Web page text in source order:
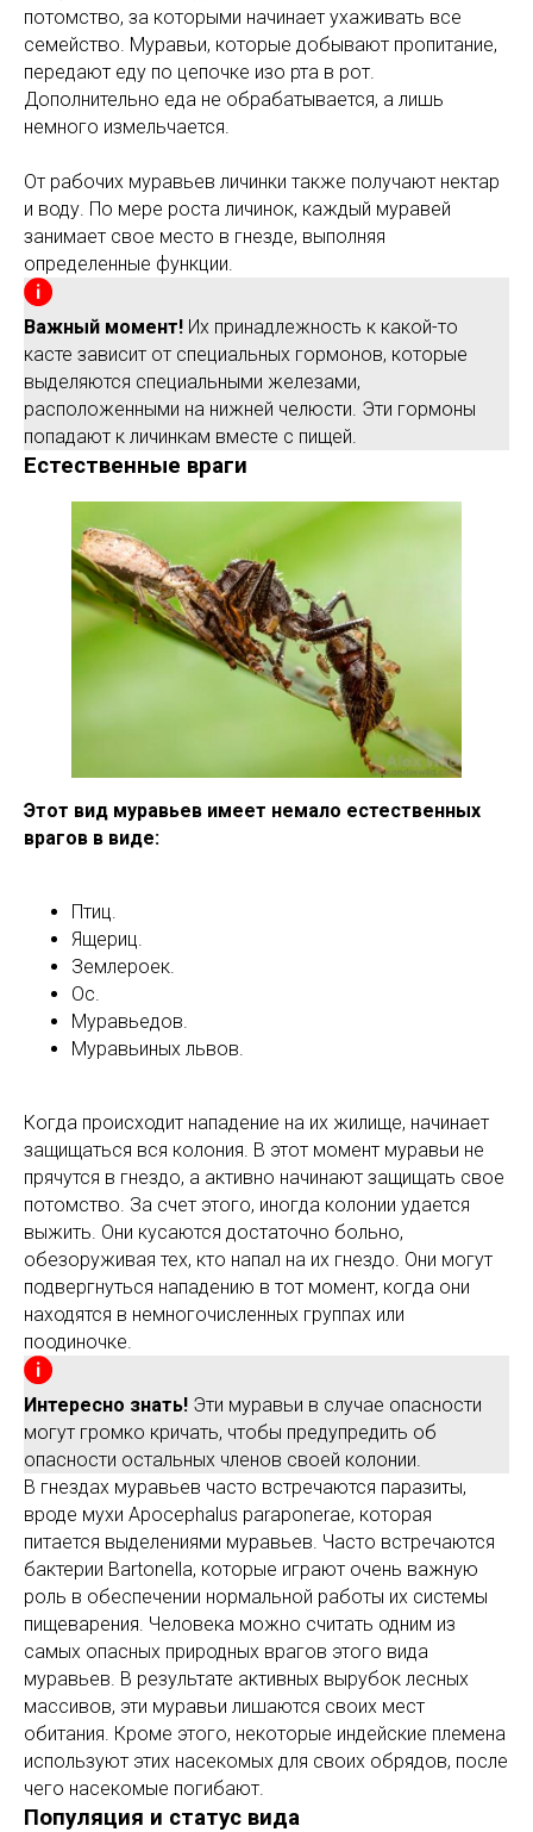
потомство, за которыми начинает ухаживать все
семейство. Муравьи, которые добывают пропитание,
передают еду по цепочке изо рта в рот.
Дополнительно еда не обрабатывается, а лишь
немного измельчается.
От рабочих муравьев личинки также получают нектар
и воду. По мере роста личинок, каждый муравей
занимает свое место в гнезде, выполняя
определенные функции.
Важный момент! Их принадлежность к какой-то
касте зависит от специальных гормонов, которые
выделяются специальными железами,
расположенными на нижней челюсти. Эти гормоны
попадают к личинкам вместе с пищей.
Естественные враги
Этот вид муравьев имеет немало естественных
врагов в виде:
Птиц.
Ящериц.
Землероек.
Ос.
Муравьедов.
Муравьиных львов.
Когда происходит нападение на их жилище, начинает
защищаться вся колония. В этот момент муравьи не
прячутся в гнездо, а активно начинают защищать свое
потомство. За счет этого, иногда колонии удается
выжить. Они кусаются достаточно больно,
обезоруживая тех, кто напал на их гнездо. Они могут
подвергнуться нападению в тот момент, когда они
находятся в немногочисленных группах или
поодиночке.
Интересно знать! Эти муравьи в случае опасности
могут громко кричать, чтобы предупредить об
опасности остальных членов своей колонии.
В гнездах муравьев часто встречаются паразиты,
вроде мухи Apocephalus paraponerae, которая
питается выделениями муравьев. Часто встречаются
бактерии Bartonella, которые играют очень важную
роль в обеспечении нормальной работы их системы
пищеварения. Человека можно считать одним из
самых опасных природных врагов этого вида
муравьев. В результате активных вырубок лесных
массивов, эти муравьи лишаются своих мест
обитания. Кроме этого, некоторые индейские племена
используют этих насекомых для своих обрядов, после
чего насекомые погибают.
Популяция и статус вида